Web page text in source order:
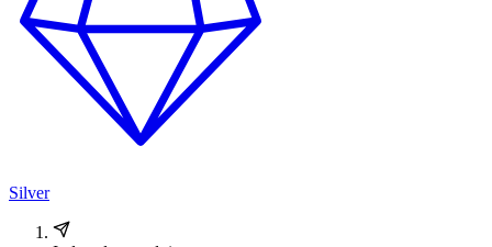
Silver